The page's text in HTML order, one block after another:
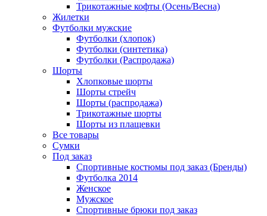
Трикотажные кофты (Осень/Весна)
Жилетки
Футболки мужские
Футболки (хлопок)
Футболки (синтетика)
Футболки (Распродажа)
Шорты
Хлопковые шорты
Шорты стрейч
Шорты (распродажа)
Трикотажные шорты
Шорты из плащевки
Все товары
Сумки
Под заказ
Спортивные костюмы под заказ (Бренды)
Футболка 2014
Женское
Мужское
Спортивные брюки под заказ